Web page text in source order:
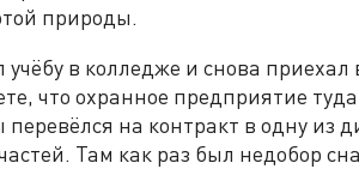
природы.
учёбу в колледже и снова
что охранное предприятие
перевёлся на контракт в одну из
Там как раз был недобор